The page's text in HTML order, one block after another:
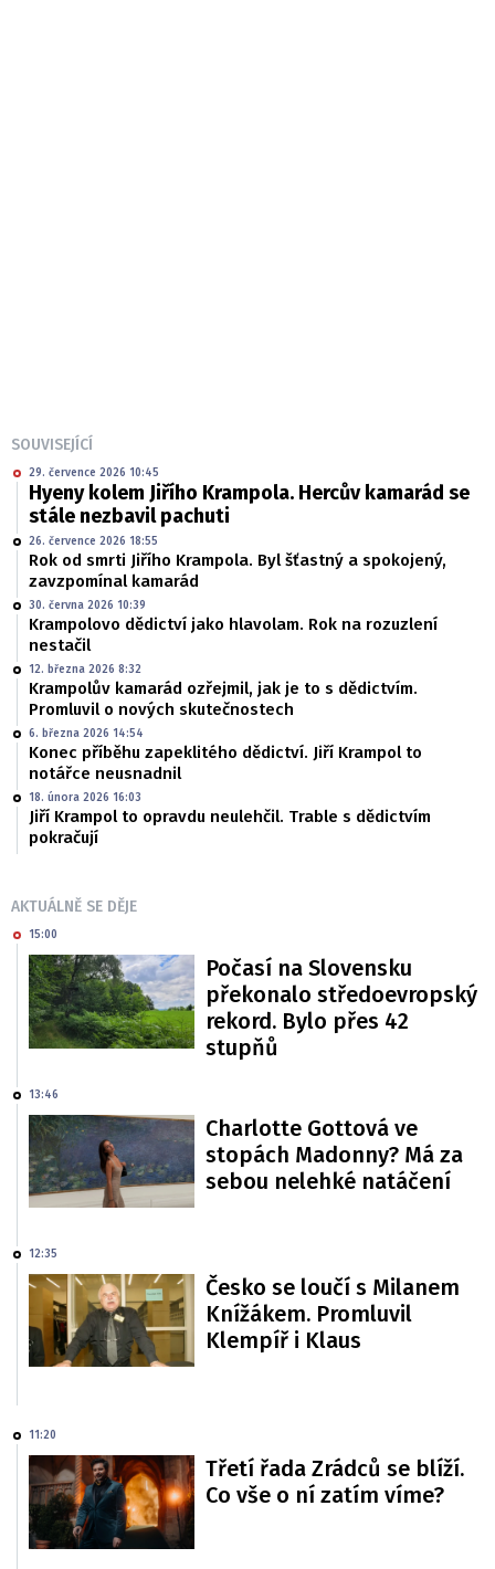
SOUVISEJÍCÍ
29. července 2026 10:45
Hyeny kolem Jiřího Krampola. Hercův kamarád se
stále nezbavil pachuti
26. července 2026 18:55
Rok od smrti Jiřího Krampola. Byl šťastný a spokojený,
zavzpomínal kamarád
30. června 2026 10:39
Krampolovo dědictví jako hlavolam. Rok na rozuzlení
nestačil
12. března 2026 8:32
Krampolův kamarád ozřejmil, jak je to s dědictvím.
Promluvil o nových skutečnostech
6. března 2026 14:54
Konec příběhu zapeklitého dědictví. Jiří Krampol to
notářce neusnadnil
18. února 2026 16:03
Jiří Krampol to opravdu neulehčil. Trable s dědictvím
pokračují
AKTUÁLNĚ SE DĚJE
15:00
Počasí na Slovensku
překonalo středoevropský
rekord. Bylo přes 42
stupňů
13:46
Charlotte Gottová ve
stopách Madonny? Má za
sebou nelehké natáčení
12:35
Česko se loučí s Milanem
Knížákem. Promluvil
Klempíř i Klaus
11:20
Třetí řada Zrádců se blíží.
Co vše o ní zatím víme?